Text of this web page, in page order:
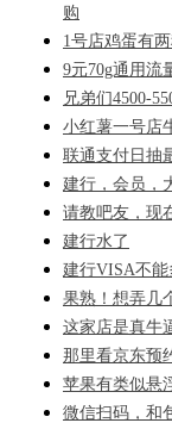
购
1号店鸡蛋有
9元70g通用流
兄弟们4500-
小红薯一号店
联通支付日抽
建行，会员，
请教吧友，现
建行水了
建行VISA不
果熟！想弄几
这家店是真牛
那里看京东预
苹果有类似悬
微信扫码，和